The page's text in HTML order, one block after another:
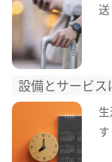
送
設備とサービス